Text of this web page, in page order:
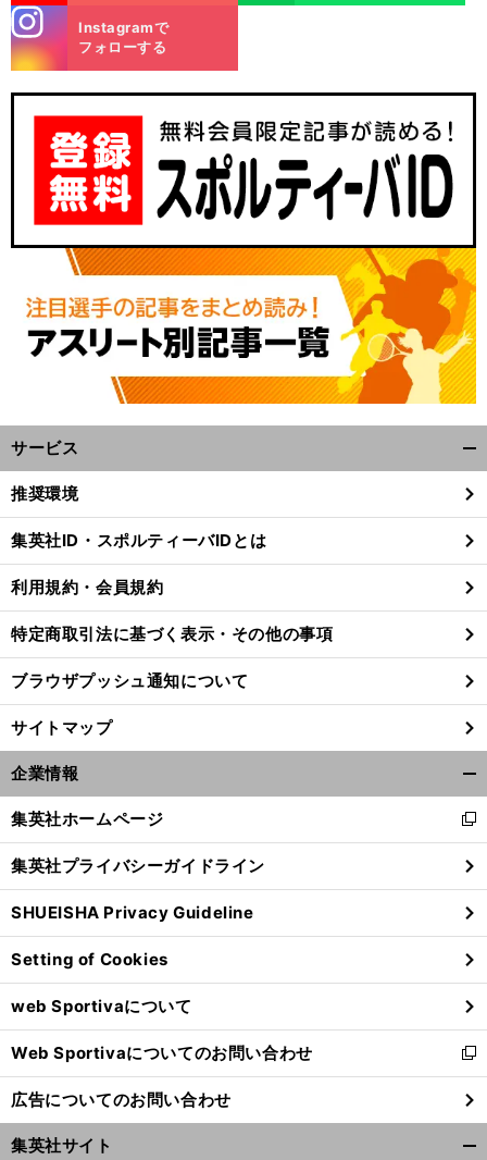
m
Instagramで
フォローする
サービス
閉
る
推奨環境
集英社ID・スポルティーバIDとは
利用規約・会員規約
特定商取引法に基づく表示・その他の事項
ブラウザプッシュ通知について
サイトマップ
企業情報
閉
る
集英社ホームページ
新
し
い
ウ
ィ
ン
ド
ウ
で
開
く
集英社プライバシーガイドライン
SHUEISHA Privacy Guideline
Setting of Cookies
web Sportivaについて
Web Sportivaについてのお問い合わせ
新
し
い
ウ
ィ
広告についてのお問い合わせ
集英社サイト